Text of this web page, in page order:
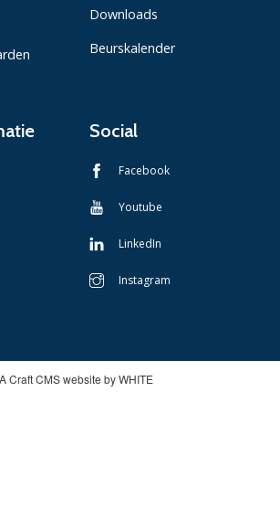
Downloads
Beurskalender
Social
Facebook
Youtube
LinkedIn
Instagram
A Craft CMS website by WHITE